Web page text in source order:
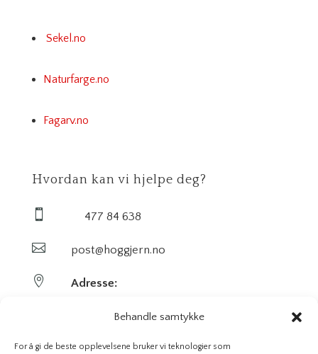
Behandle samtykke
For å gi de beste opplevelsene bruker vi teknologier som
Sekel.no
Naturfarge.no
Fagarv.no
Hvordan kan vi hjelpe deg?
 477 84 638
 post@hoggjern.no
 Adresse:
Sekel AS
Sentrumsveien 29